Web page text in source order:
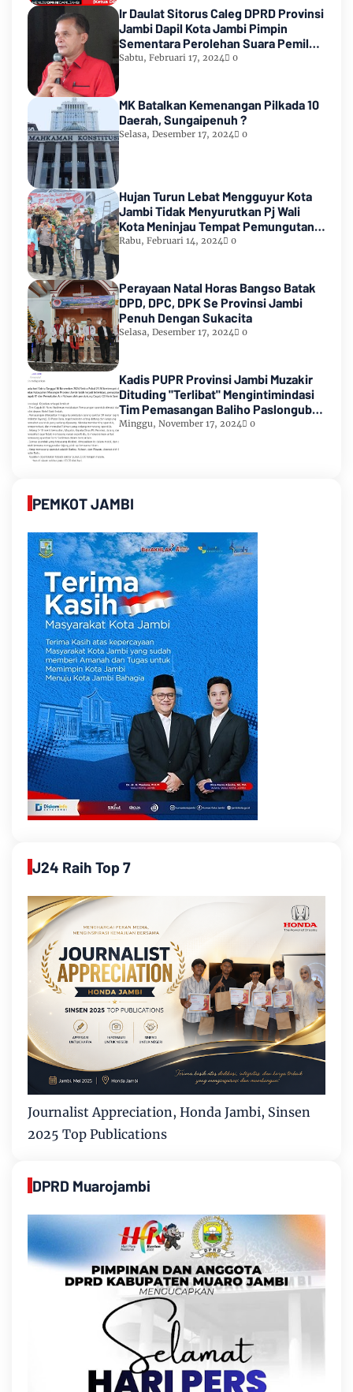
Ir Daulat Sitorus Caleg DPRD Provinsi
Jambi Dapil Kota Jambi Pimpin
Sementara Perolehan Suara Pemilu
2024
Sabtu, Februari 17, 2024 0
MK Batalkan Kemenangan Pilkada 10
Daerah, Sungaipenuh ?
Selasa, Desember 17, 2024 0
Hujan Turun Lebat Mengguyur Kota
Jambi Tidak Menyurutkan Pj Wali
Kota Meninjau Tempat Pemungutan
Suara Pemilu 2024
Rabu, Februari 14, 2024 0
Perayaan Natal Horas Bangso Batak
DPD, DPC, DPK Se Provinsi Jambi
Penuh Dengan Sukacita
Selasa, Desember 17, 2024 0
Kadis PUPR Provinsi Jambi Muzakir
Dituding "Terlibat" Mengintimindasi
Tim Pemasangan Baliho Paslongub
Romi-Sudirman
Minggu, November 17, 2024 0
PEMKOT JAMBI
J24 Raih Top 7
Journalist Appreciation, Honda Jambi, Sinsen
2025 Top Publications
DPRD Muarojambi